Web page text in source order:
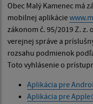
Obec Malý Kamenec má
mobilnej aplikácie
zákonom č. 95/2019 Z.
verejnej správe a
rozsahu podmienok
Toto vyhlásenie o
Aplikácia pre
Aplikácia pre Apple